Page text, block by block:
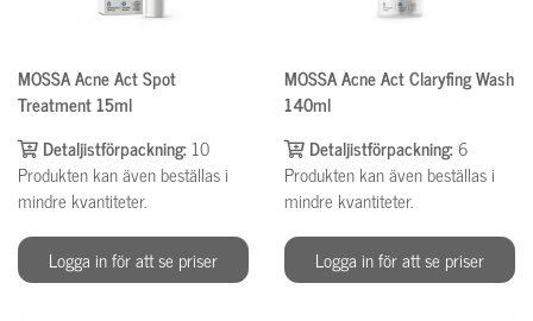
MOSSA Acne Act Spot
Treatment 15ml
Detaljistförpackning: 10
Produkten kan även beställas i
mindre kvantiteter.
Logga in för att se priser
MOSSA Acne Act Claryfing Wash
140ml
Detaljistförpackning:6
Produkten kan även beställas i
mindre kvantiteter.
Logga in för att se priser